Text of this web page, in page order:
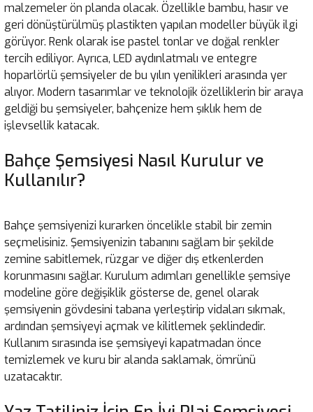
malzemeler ön planda olacak. Özellikle bambu, hasır ve
geri dönüştürülmüş plastikten yapılan modeller büyük ilgi
görüyor. Renk olarak ise pastel tonlar ve doğal renkler
tercih ediliyor. Ayrıca, LED aydınlatmalı ve entegre
hoparlörlü şemsiyeler de bu yılın yenilikleri arasında yer
alıyor. Modern tasarımlar ve teknolojik özelliklerin bir araya
geldiği bu şemsiyeler, bahçenize hem şıklık hem de
işlevsellik katacak.
Bahçe Şemsiyesi Nasıl Kurulur ve
Kullanılır?
Bahçe şemsiyenizi kurarken öncelikle stabil bir zemin
seçmelisiniz. Şemsiyenizin tabanını sağlam bir şekilde
zemine sabitlemek, rüzgar ve diğer dış etkenlerden
korunmasını sağlar. Kurulum adımları genellikle şemsiye
modeline göre değişiklik gösterse de, genel olarak
şemsiyenin gövdesini tabana yerleştirip vidaları sıkmak,
ardından şemsiyeyi açmak ve kilitlemek şeklindedir.
Kullanım sırasında ise şemsiyeyi kapatmadan önce
temizlemek ve kuru bir alanda saklamak, ömrünü
uzatacaktır.